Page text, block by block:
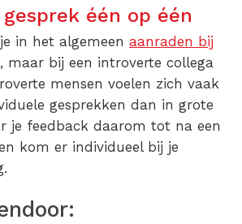
één op één
in het algemeen aanraden bij
, maar bij een introverte collega
mensen voelen zich vaak
gesprekken dan in grote
je feedback daarom tot na een
kom er individueel bij je